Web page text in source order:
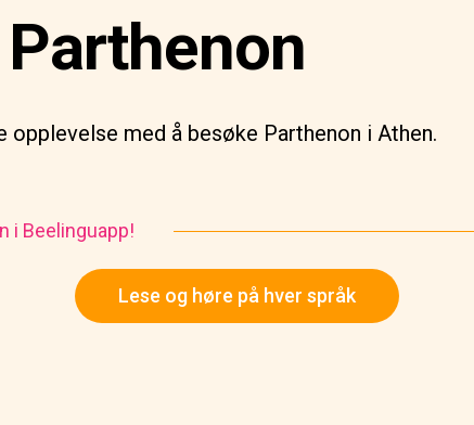
opplevelse med å besøke Parthenon i Athen.
i Beelinguapp!
Lese og høre på hver språk